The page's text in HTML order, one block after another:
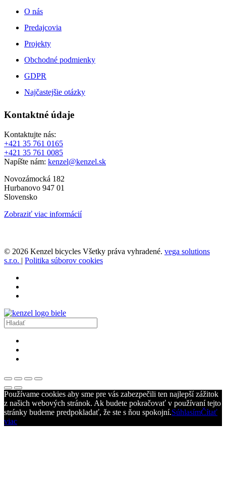
O nás
Predajcovia
Projekty
Obchodné podmienky
GDPR
Najčastejšie otázky
Kontaktné údaje
Kontaktujte nás:
+421 35 761 0165
+421 35 761 0085
Napíšte nám: kenzel@kenzel.sk
Novozámocká 182
Hurbanovo 947 01
Slovensko
Zobraziť viac informácií
© 2026 Kenzel bicycles Všetky práva vyhradené. vega solutions
s.r.o. | Politika súborov cookies
Používame cookies aby sme pre vás zabezpečili ten najlepší zážitok
z našich webových stránok. Ak budete pokračovať v používaní tejto
stránky budeme predpokladať, že ste s ňou spokojní.SúhlasímČítať
viac